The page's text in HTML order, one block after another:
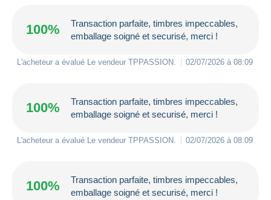
100%
Transaction parfaite, timbres impeccables,
emballage soigné et securisé, merci !
L'acheteur a évalué Le vendeur TPPASSION 02/07/2026 à 08:09
100%
Transaction parfaite, timbres impeccables,
emballage soigné et securisé, merci !
L'acheteur a évalué Le vendeur TPPASSION 02/07/2026 à 08:09
100%
Transaction parfaite, timbres impeccables,
emballage soigné et securisé, merci !